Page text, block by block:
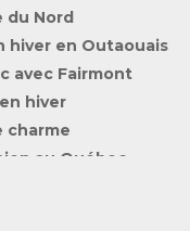
du Nord
hiver en Outaouais
avec Fairmont
hiver
charme
au Québec